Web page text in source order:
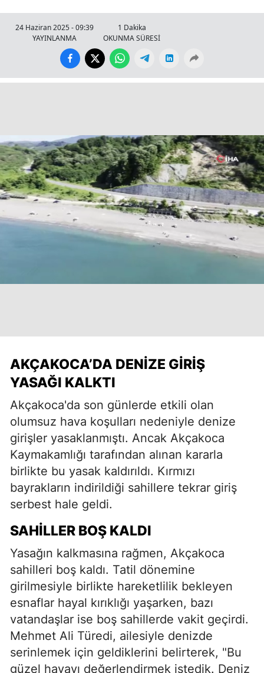
24 Haziran 2025 - 09:39
YAYINLANMA
1 Dakika
OKUNMA SÜRESİ
AKÇAKOCA’DA DENIZE GIRIŞ
YASAĞI KALKTI
Akçakoca'da son günlerde etkili olan
olumsuz hava koşulları nedeniyle denize
girişler yasaklanmıştı. Ancak Akçakoca
Kaymakamlığı tarafından alınan kararla
birlikte bu yasak kaldırıldı. Kırmızı
bayrakların indirildiği sahillere tekrar giriş
serbest hale geldi.
SAHILLER BOŞ KALDI
Yasağın kalkmasına rağmen, Akçakoca
sahilleri boş kaldı. Tatil dönemine
girilmesiyle birlikte hareketlilik bekleyen
esnaflar hayal kırıklığı yaşarken, bazı
vatandaşlar ise boş sahillerde vakit geçirdi.
Mehmet Ali Türedi, ailesiyle denizde
serinlemek için geldiklerini belirterek, "Bu
güzel havayı değerlendirmek istedik. Deniz